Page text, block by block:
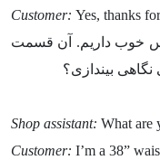
Customer: Yes, thanks
خوب داریم. آن قسمت
بیندازی؟
Shop assistant: What are
Customer: I’m a 38”